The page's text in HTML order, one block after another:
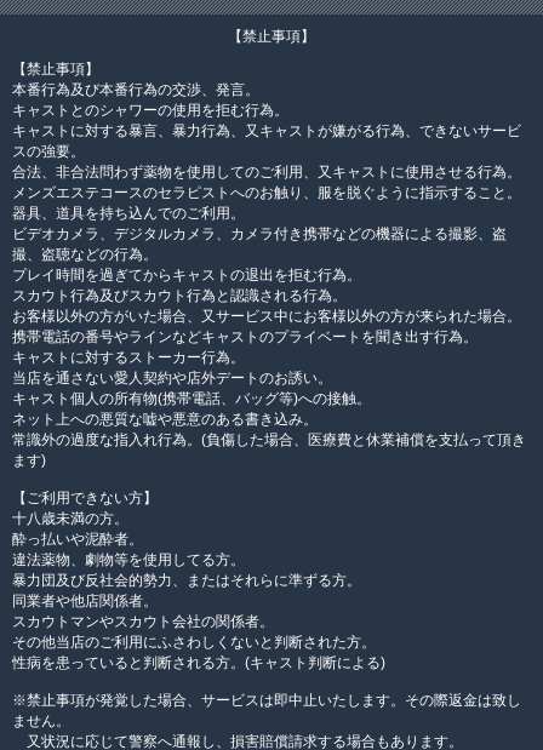
【禁止事項】
【禁止事項】
本番行為及び本番行為の交渉、発言。
キャストとのシャワーの使用を拒む行為。
キャストに対する暴言、暴力行為、又キャストが嫌がる行為、できないサービ
スの強要。
合法、非合法問わず薬物を使用してのご利用、又キャストに使用させる行為。
メンズエステコースのセラピストへのお触り、服を脱ぐように指示すること。
器具、道具を持ち込んでのご利用。
ビデオカメラ、デジタルカメラ、カメラ付き携帯などの機器による撮影、盗
撮、盗聴などの行為。
プレイ時間を過ぎてからキャストの退出を拒む行為。
スカウト行為及びスカウト行為と認識される行為。
お客様以外の方がいた場合、又サービス中にお客様以外の方が来られた場合。
携帯電話の番号やラインなどキャストのプライベートを聞き出す行為。
キャストに対するストーカー行為。
当店を通さない愛人契約や店外デートのお誘い。
キャスト個人の所有物(携帯電話、バッグ等)への接触。
ネット上への悪質な嘘や悪意のある書き込み。
常識外の過度な指入れ行為。(負傷した場合、医療費と休業補償を支払って頂き
ます)
【ご利用できない方】
十八歳未満の方。
酔っ払いや泥酔者。
違法薬物、劇物等を使用してる方。
暴力団及び反社会的勢力、またはそれらに準ずる方。
同業者や他店関係者。
スカウトマンやスカウト会社の関係者。
その他当店のご利用にふさわしくないと判断された方。
性病を患っていると判断される方。(キャスト判断による)
※禁止事項が発覚した場合、サービスは即中止いたします。その際返金は致し
ません。
又状況に応じて警察へ通報し、損害賠償請求する場合もあります。